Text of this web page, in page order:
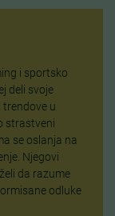
i sportsko
deli svoje
u
strastveni
se oslanja na
Njegovi
da razume
odluke